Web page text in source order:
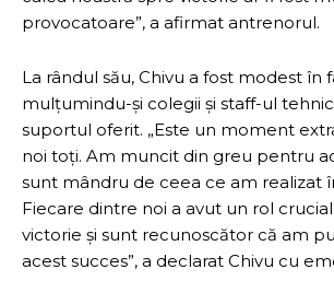
provocatoare”, a afirmat antrenorul.
La rândul său, Chivu a fost modest în
mulțumindu-și colegii și staff-ul
suportul oferit. „Este un moment
noi toți. Am muncit din greu pentru
sunt mândru de ceea ce am realizat
Fiecare dintre noi a avut un rol
victorie și sunt recunoscător că am
acest succes”, a declarat Chivu cu